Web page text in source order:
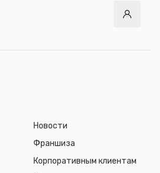
Новости
Франшиза
Корпоративным клиентам